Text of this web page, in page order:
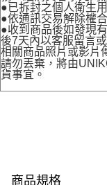
●已拆封之個人衛生
●依通訊交易解除權
●收到商品後如發現
後7天內以客服留言
相關商品照片或影片
請勿丟棄，將由
貨事宜。
商品規格